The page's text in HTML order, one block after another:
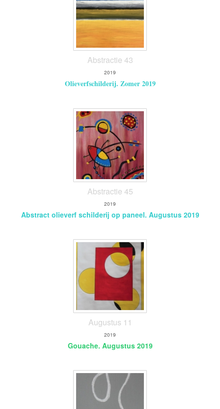
Abstractie 43
2019
Olieverfschilderij. Zomer 2019
Abstractie 45
2019
Abstract olieverf schilderij op paneel. Augustus 2019
Augustus 11
2019
Gouache. Augustus 2019